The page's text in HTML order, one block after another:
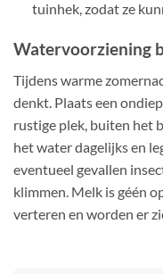
tuinhek, zodat ze
Watervoorziening
Tijdens warme
denkt. Plaats een
rustige plek, buiten het
het water dagelijks en
eventueel gevallen
klimmen. Melk is géén
verteren en worden er